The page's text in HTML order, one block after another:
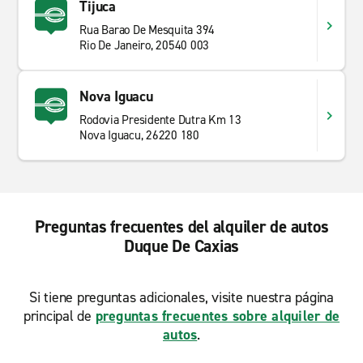
Tijuca
Rua Barao De Mesquita 394
Rio De Janeiro, 20540 003
Nova Iguacu
Rodovia Presidente Dutra Km 13
Nova Iguacu, 26220 180
Preguntas frecuentes del alquiler de autos
Duque De Caxias
Si tiene preguntas adicionales, visite nuestra página
principal de preguntas frecuentes sobre alquiler de
autos.